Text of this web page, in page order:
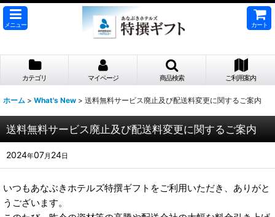
メニュー カート
カテゴリ マイページ 商品検索 ご利用案内
ホーム > What's New > 送料無料サービス廃止及び配送料変更に関するご案内
送料無料サービス廃止及び配送料変更に関するご案内
2024年07月 24日
いつもあなぶきホテルズ特撰ギフトをご利用いただき、ありがと
うございます。